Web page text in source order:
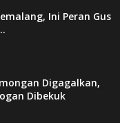
Ini Peran Gus
Digagalkan,
Dibekuk